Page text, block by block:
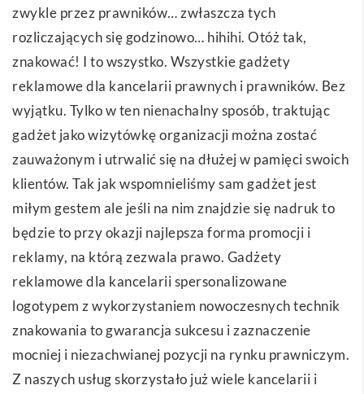
zwykle przez prawników… zwłaszcza tych
rozliczających się godzinowo… hihihi. Otóż tak,
znakować! I to wszystko. Wszystkie gadżety
reklamowe dla kancelarii prawnych i prawników. Bez
wyjątku. Tylko w ten nienachalny sposób, traktując
gadżet jako wizytówkę organizacji można zostać
zauważonym i utrwalić się na dłużej w pamięci swoich
klientów. Tak jak wspomnieliśmy sam gadżet jest
miłym gestem ale jeśli na nim znajdzie się nadruk to
będzie to przy okazji najlepsza forma promocji i
reklamy, na którą zezwala prawo. Gadżety
reklamowe dla kancelarii spersonalizowane
logotypem z wykorzystaniem nowoczesnych technik
znakowania to gwarancja sukcesu i zaznaczenie
mocniej i niezachwianej pozycji na rynku prawniczym.
Z naszych usług skorzystało już wiele kancelarii i